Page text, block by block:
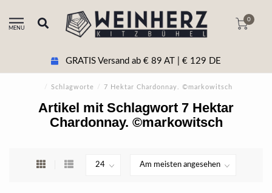
MENU
0
GRATIS Versand ab € 89 AT | € 129 DE
/ Schlagworte / 7 Hektar Chardonnay. ©markowitsch
Artikel mit Schlagwort 7 Hektar
Chardonnay. ©markowitsch